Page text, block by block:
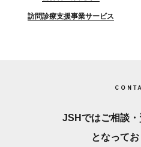
訪問診療支援事業サービス
JSHではご相談
となってお